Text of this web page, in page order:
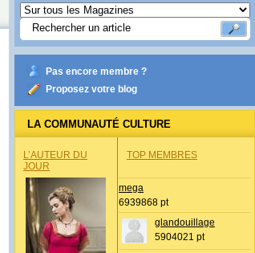
Pas encore membre ?
Proposez votre blog
LA COMMUNAUTÉ CULTURE
L’AUTEUR DU
JOUR
TOP MEMBRES
mega
6939868 pt
glandouillage
5904021 pt